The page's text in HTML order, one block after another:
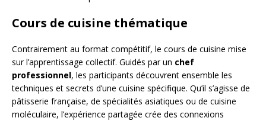
Cours de cuisine thématique
Contrairement au format compétitif, le cours de cuisine mise
sur l’apprentissage collectif. Guidés par un chef
professionnel, les participants découvrent ensemble les
techniques et secrets d’une cuisine spécifique. Qu’il s’agisse de
pâtisserie française, de spécialités asiatiques ou de cuisine
moléculaire, l’expérience partagée crée des connexions